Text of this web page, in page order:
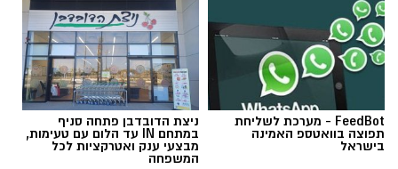
FeedBot - מערכת לשליחת
תפוצה בוואטספ האמינה
בישראל
ניצת הדובדבן פתחה סניף
במתחם IN עד הלום עם טעימות,
מבצעי ענק ואטרקציות לכל
המשפחה